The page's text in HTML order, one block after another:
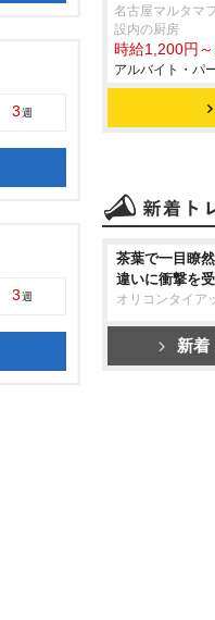
3週
3週
名古屋マルタマ
設内の厨房
時給1,200円
アルバイト・パ
茶葉で一目瞭
違いに衝撃を
オリコンタイア
新着